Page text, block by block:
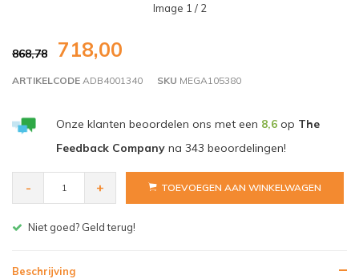
Image 1 / 2
868,78 718,00
ARTIKELCODE ADB4001340 SKU MEGA105380
Onze klanten beoordelen ons met een 8,6op The
Feedback Companyna 343 beoordelingen!
- + TOEVOEGEN AAN WINKELWAGEN
Gratis bezorgen v.a. € 150,- (NL)
Beschrijving